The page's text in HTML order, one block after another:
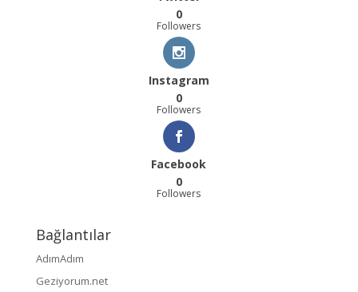
0
Followers
Instagram
0
Followers
Facebook
0
Followers
Bağlantılar
AdımAdım
Geziyorum.net